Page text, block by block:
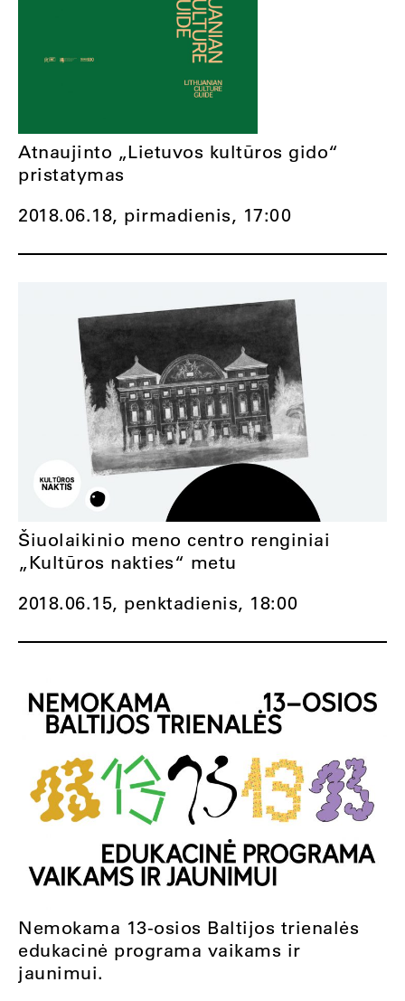
2018.06.18, pirmadienis, 17:00
Atnaujinto „Lietuvos kultūros gido“
pristatymas
2018.06.15, penktadienis, 18:00
Šiuolaikinio meno centro renginiai
„Kultūros nakties“ metu
Nemokama 13-osios Baltijos trienalės
edukacinė programa vaikams ir
jaunimui.